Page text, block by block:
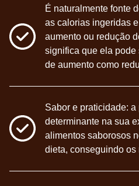
É naturalmente fonte
as calorias ingeridas
aumento ou redução
significa que ela pode
de aumento como
Sabor e praticidade:
determinante na sua
alimentos saborosos
dieta, conseguindo